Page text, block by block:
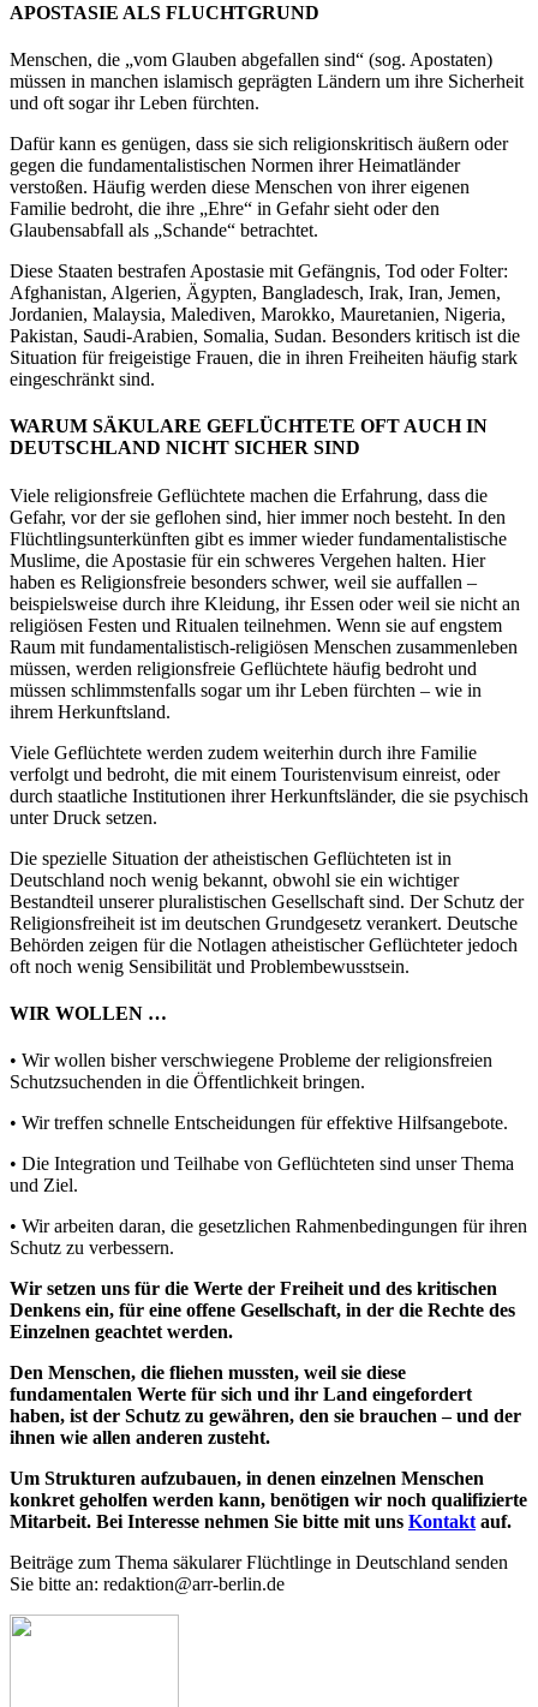
APOSTASIE ALS FLUCHTGRUND
Menschen, die „vom Glauben abgefallen sind“ (sog. Apostaten)
müssen in manchen islamisch geprägten Ländern um ihre Sicherheit
und oft sogar ihr Leben fürchten.
Dafür kann es genügen, dass sie sich religions­kritisch äußern oder
gegen die fundamentalistischen Normen ihrer Heimatländer
verstoßen. Häufig werden diese Menschen von ihrer eigenen
Familie bedroht, die ihre „Ehre“ in Gefahr sieht oder den
Glaubensabfall als „Schande“ betrachtet.
Diese Staaten bestrafen Apostasie mit Gefängnis, Tod oder Folter:
Afghanistan, Algerien, Ägypten, Bangladesch, Irak, Iran, Jemen,
Jordanien, Malaysia, Malediven, Marokko, Mauretanien, Nigeria,
Pakistan, Saudi-Arabien, Somalia, Sudan. Besonders kritisch ist die
Situation für freigeistige Frauen, die in ihren Freiheiten häufig stark
eingeschränkt sind.
WARUM SÄKULARE GEFLÜCHTETE OFT AUCH IN
DEUTSCHLAND NICHT SICHER SIND
Viele religionsfreie Geflüchtete machen die Erfahrung, dass die
Gefahr, vor der sie geflohen sind, hier immer noch besteht. In den
Flüchtlingsunterkünften gibt es immer wieder fundamentalistische
Muslime, die Apostasie für ein schweres Vergehen halten. Hier
haben es Religionsfreie besonders schwer, weil sie auffallen –
beispielsweise durch ihre Kleidung, ihr Essen oder weil sie nicht an
religiösen Festen und Ritualen teilnehmen. Wenn sie auf engstem
Raum mit fundamentalistisch-religiösen Menschen zusammenleben
müssen, werden religionsfreie Geflüchtete häufig bedroht und
müssen schlimmstenfalls sogar um ihr Leben fürchten – wie in
ihrem Herkunftsland.
Viele Geflüchtete werden zudem weiterhin durch ihre Familie
verfolgt und bedroht, die mit einem Touristenvisum einreist, oder
durch staatliche Institutionen ihrer Herkunftsländer, die sie psychisch
unter Druck setzen.
Die spezielle Situation der atheistischen Geflüchteten ist in
Deutschland noch wenig bekannt, obwohl sie ein wichtiger
Bestandteil unserer pluralistischen Gesellschaft sind. Der Schutz der
Religionsfreiheit ist im deutschen Grundgesetz verankert. Deutsche
Behörden zeigen für die Notlagen atheistischer Geflüchteter jedoch
oft noch wenig Sensibilität und Problembewusstsein.
WIR WOLLEN …
• Wir wollen bisher verschwiegene Probleme der religionsfreien
Schutzsuchenden in die Öffentlichkeit bringen.
• Wir treffen schnelle Entscheidungen für effektive Hilfsangebote.
• Die Integration und Teilhabe von Geflüchteten sind unser Thema
und Ziel.
• Wir arbeiten daran, die gesetz­lichen Rahmenbedingungen für ihren
Schutz zu verbessern.
Wir setzen uns für die Werte der Freiheit und des kritischen
Denkens ein, für eine offene Gesellschaft, in der die Rechte des
Einzelnen geachtet werden.
Den Menschen, die fliehen mussten, weil sie diese
fundamentalen Werte für sich und ihr Land eingefordert
haben, ist der Schutz zu gewähren, den sie brauchen – und der
ihnen wie allen anderen zusteht.
Um Strukturen aufzubauen, in denen einzelnen Menschen
konkret geholfen werden kann, benötigen wir noch qualifizierte
Mitarbeit. Bei Interesse nehmen Sie bitte mit uns Kontakt auf.
Beiträge zum Thema säkularer Flüchtlinge in Deutschland senden
Sie bitte an: redaktion@arr-berlin.de